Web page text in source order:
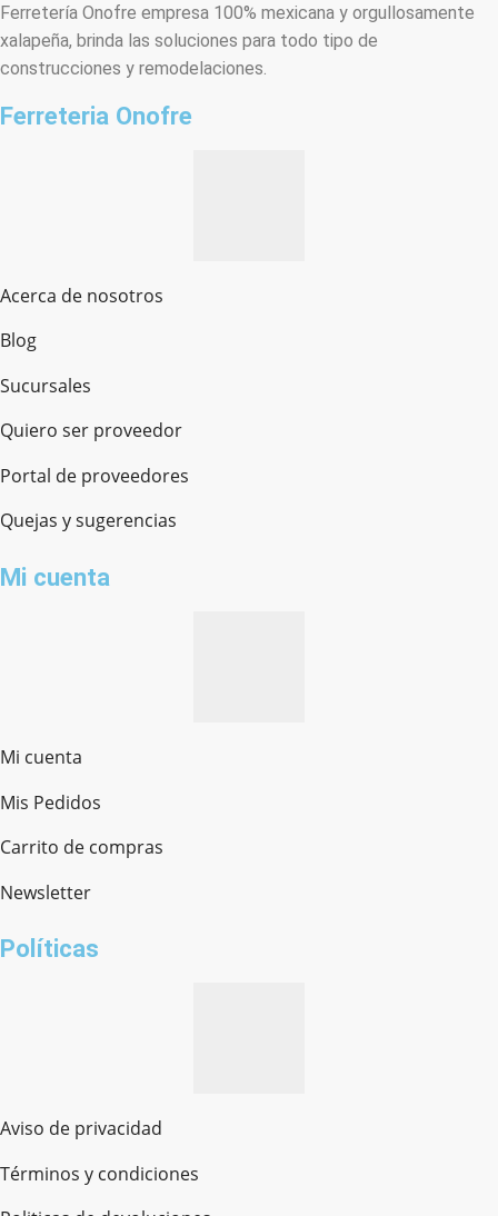
Ferretería Onofre empresa 100% mexicana y orgullosamente
xalapeña, brinda las soluciones para todo tipo de
construcciones y remodelaciones.
Ferreteria Onofre
Acerca de nosotros
Blog
Sucursales
Quiero ser proveedor
Portal de proveedores
Quejas y sugerencias
Mi cuenta
Mi cuenta
Mis Pedidos
Carrito de compras
Newsletter
Políticas
Aviso de privacidad
Términos y condiciones